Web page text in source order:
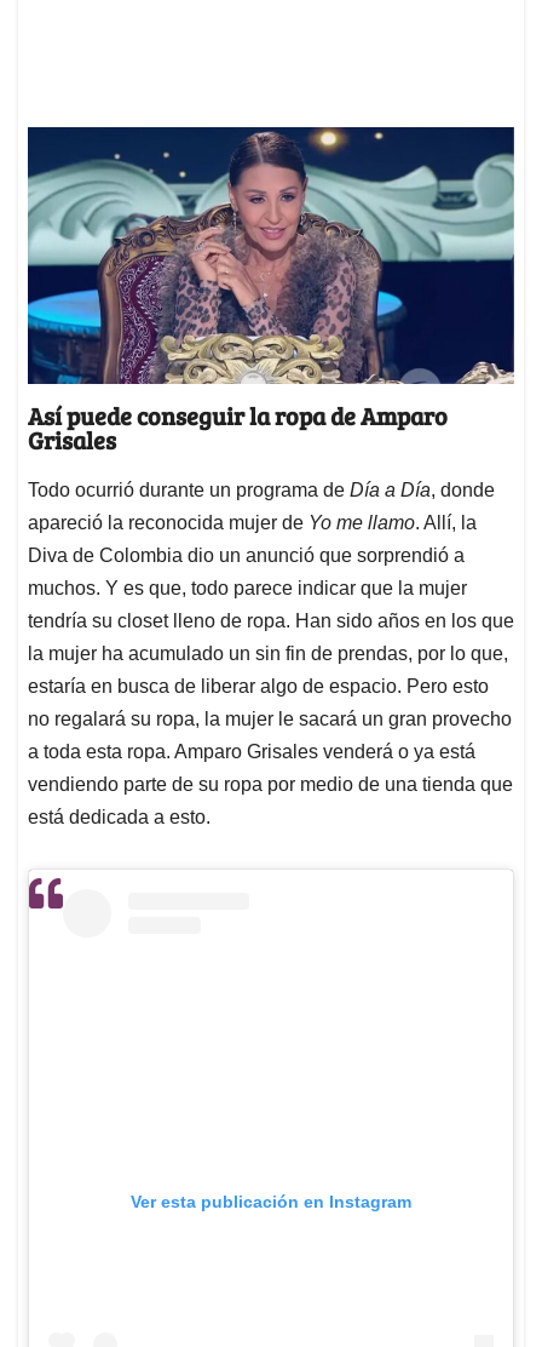
Así puede conseguir la ropa de Amparo
Grisales
Todo ocurrió durante un programa de Día a Día, donde
apareció la reconocida mujer de Yo me llamo. Allí, la
Diva de Colombia dio un anunció que sorprendió a
muchos. Y es que, todo parece indicar que la mujer
tendría su closet lleno de ropa. Han sido años en los que
la mujer ha acumulado un sin fin de prendas, por lo que,
estaría en busca de liberar algo de espacio. Pero esto
no regalará su ropa, la mujer le sacará un gran provecho
a toda esta ropa. Amparo Grisales venderá o ya está
vendiendo parte de su ropa por medio de una tienda que
está dedicada a esto.
Ver esta publicación en Instagram